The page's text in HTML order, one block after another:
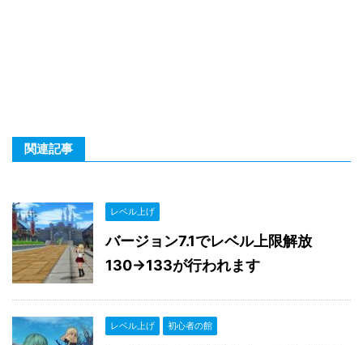
関連記事
レベル上げ
バージョン7.1でレベル上限解放
130→133が行われます
レベル上げ 初心者の館